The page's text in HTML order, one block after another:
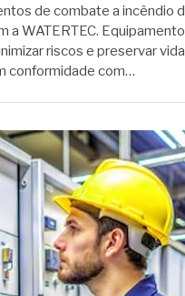
de combate a incêndio
a WATERTEC.
riscos e preservar
conformidade com…